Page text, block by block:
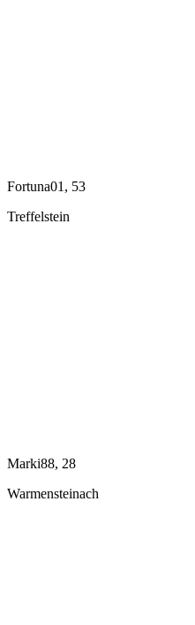
Fortuna01, 53
Treffelstein
Marki88, 28
Warmensteinach